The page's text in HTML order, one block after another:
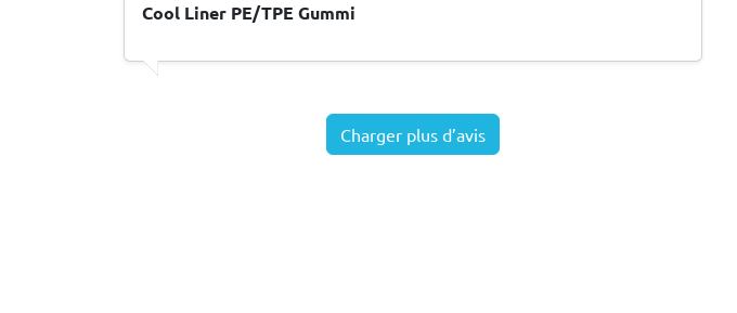
Cool Liner PE/TPE Gummi
Charger plus d’avis